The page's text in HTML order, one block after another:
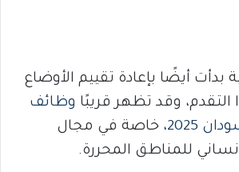
بدأت أيضًا بإعادة تقييم الأوضاع
التقدم، وقد تظهر قريبًا وظائف
2025
، خاصة في مجال
للمناطق المحررة.